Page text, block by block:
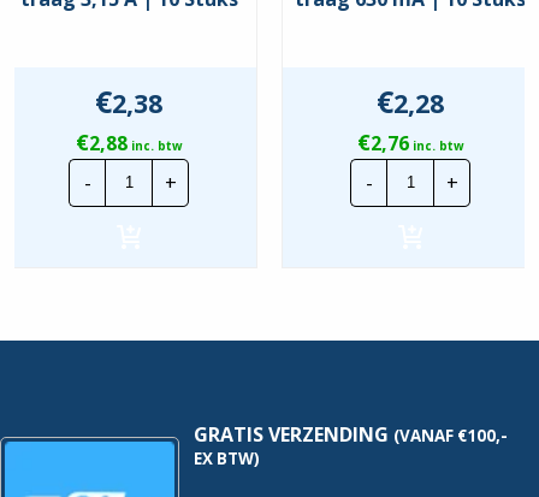
€2,38
€2,88inc. btw
-
Glaszekering
5x20
traag
+
€2,28
€2,76inc. btw
-
Glaszekering
5x20
traag
+
GRATIS VERZENDING (VANAF €100,-
EX BTW)